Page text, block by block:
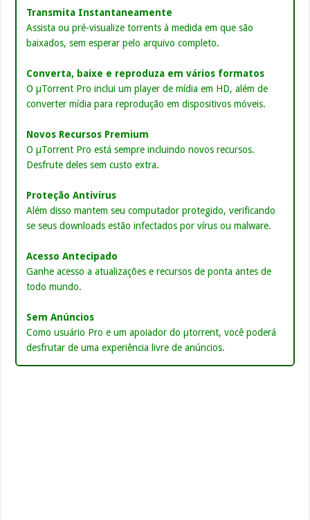
Transmita Instantaneamente
Assista ou pré-visualize torrents à medida em que são
baixados, sem esperar pelo arquivo completo.
Converta, baixe e reproduza em vários formatos
O µTorrent Pro inclui um player de mídia em HD, além de
converter mídia para reprodução em dispositivos móveis.
Novos Recursos Premium
O µTorrent Pro está sempre incluindo novos recursos.
Desfrute deles sem custo extra.
Proteção Antivírus
Além disso mantem seu computador protegido, verificando
se seus downloads estão infectados por vírus ou malware.
Acesso Antecipado
Ganhe acesso a atualizações e recursos de ponta antes de
todo mundo.
Sem Anúncios
Como usuário Pro e um apoiador do µtorrent, você poderá
desfrutar de uma experiência livre de anúncios.